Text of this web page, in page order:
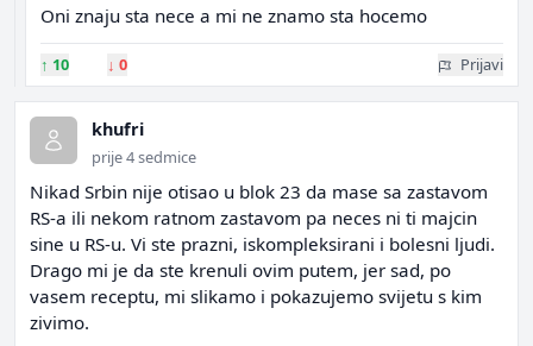
Oni znaju sta nece a mi ne znamo sta hocemo
↑ 10 ↓ 0 Prijavi
khufri
prije 4 sedmice
Nikad Srbin nije otisao u blok 23 da mase sa zastavom
RS-a ili nekom ratnom zastavom pa neces ni ti majcin
sine u RS-u. Vi ste prazni, iskompleksirani i bolesni ljudi.
Drago mi je da ste krenuli ovim putem, jer sad, po
vasem receptu, mi slikamo i pokazujemo svijetu s kim
zivimo.